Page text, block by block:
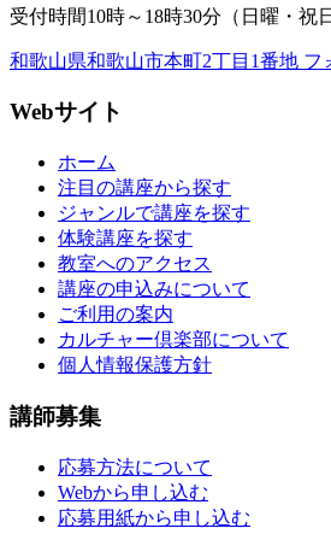
受付時間10時～18時30分（日曜・祝
和歌山県和歌山市本町2丁目1番地 フ
Webサイト
ホーム
注目の講座から探す
ジャンルで講座を探す
体験講座を探す
教室へのアクセス
講座の申込みについて
ご利用の案内
カルチャー倶楽部について
個人情報保護方針
講師募集
応募方法について
Webから申し込む
応募用紙から申し込む